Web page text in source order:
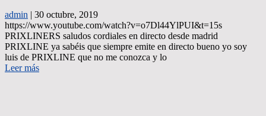
admin | 30 octubre, 2019
https://www.youtube.com/watch?v=o7Dl44YlPUI&t=15s
PRIXLINERS saludos cordiales en directo desde madrid
PRIXLINE ya sabéis que siempre emite en directo bueno yo soy
luis de PRIXLINE que no me conozca y lo
Leer más